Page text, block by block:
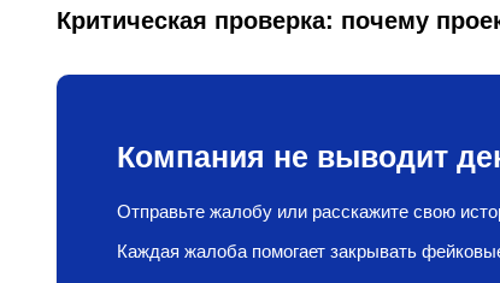
Критическая проверка: почему
Компания не выводит
Отправьте жалобу или расскажите свою
Каждая жалоба помогает закрывать